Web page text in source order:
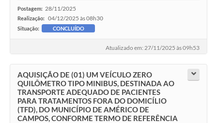
Postagem: 28/11/2025
Realização: 04/12/2025 às 08h30
Situação: CONCLUÍDO
Atualizado em: 27/11/2025 às 09h53
AQUISIÇÃO DE (01) UM VEÍCULO ZERO
QUILÔMETRO TIPO MINIBUS, DESTINADA AO
TRANSPORTE ADEQUADO DE PACIENTES
PARA TRATAMENTOS FORA DO DOMICÍLIO
(TFD), DO MUNICÍPIO DE AMÉRICO DE
CAMPOS, CONFORME TERMO DE REFERÊNCIA